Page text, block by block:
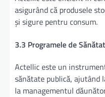
asigurând că produsele
și sigure pentru consum.
3.3 Programele de
Actellic este un
sănătate publică, ajutând
la managementul